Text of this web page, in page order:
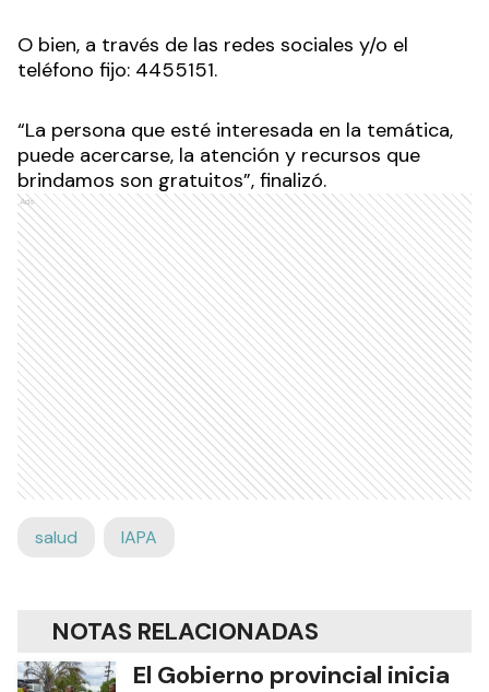
O bien, a través de las redes sociales y/o el
teléfono fijo: 4455151.
“La persona que esté interesada en la temática,
puede acercarse, la atención y recursos que
brindamos son gratuitos”, finalizó.
Ads
salud IAPA
NOTAS RELACIONADAS
El Gobierno provincial inicia